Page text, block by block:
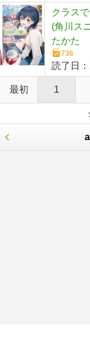
クラス
(角川ス
たかた
736
読了日：
最初 1